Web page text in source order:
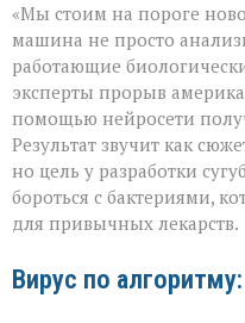
«Мы стоим на пороге
машина не просто
работающие
эксперты прорыв
помощью нейросети
Результат звучит как
но цель у разработки
бороться с бактериями,
для привычных лекарств.
Вирус по